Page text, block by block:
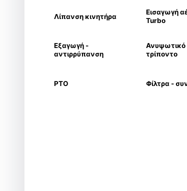
Λίπανση κινητήρα
Εισαγωγή
Turbo
Εξαγωγή -
αντιρρύπανση
Ανυψωτικό
τρίποντο
PTO Φίλτρα -